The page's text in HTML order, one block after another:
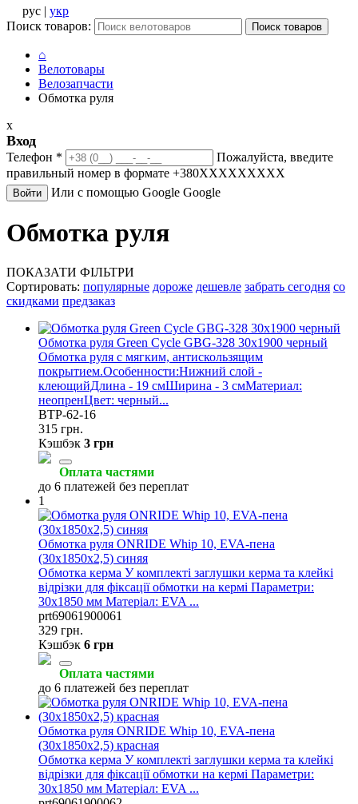
рус | укр
Поиск товаров:
Поиск товаров
⌂
Велотовары
Велозапчасти
Обмотка руля
x
Вход
Телефон *
Пожалуйста, введите
правильный номер в формате +380XXXXXXXXX
Войти Или с помощью Google Google
Обмотка руля
ПОКАЗАТИ ФІЛЬТРИ
Сортировать: популярные дороже дешевле забрать сегодня со
скидками предзаказ
Обмотка руля Green Cycle GBG-328 30х1900 черный
Обмотка руля с мягким, антискользящим
покрытием.Особенности:Нижний слой -
клеющийДлина - 19 смШирина - 3 смМатериал:
неопренЦвет: черный...
BTP-62-16
315 грн.
Кэшбэк 3 грн
Оплата частями
до 6 платежей без переплат
1
Обмотка руля ONRIDE Whip 10, EVA-пена
(30х1850х2,5) синяя
Обмотка керма У комплекті заглушки керма та клейкі
відрізки для фіксації обмотки на кермі Параметри:
30х1850 мм Матеріал: EVA ...
prt69061900061
329 грн.
Кэшбэк 6 грн
Оплата частями
до 6 платежей без переплат
Обмотка руля ONRIDE Whip 10, EVA-пена
(30х1850х2,5) красная
Обмотка керма У комплекті заглушки керма та клейкі
відрізки для фіксації обмотки на кермі Параметри:
30х1850 мм Матеріал: EVA ...